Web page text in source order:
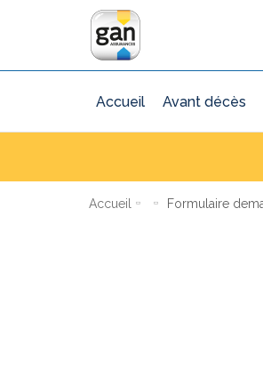
Accueil Avant décès
Accueil Formulaire